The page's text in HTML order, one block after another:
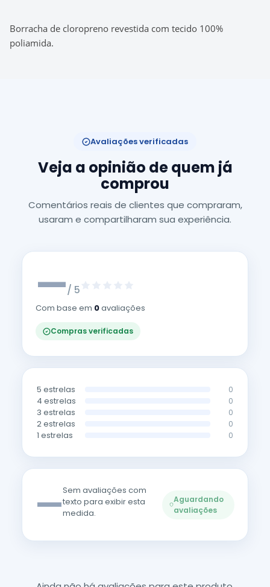
Borracha de cloropreno revestida com tecido 100%
poliamida.
Avaliações verificadas
Veja a opinião de quem já
comprou
Comentários reais de clientes que compraram,
usaram e compartilharam sua experiência.
—/ 5
Com base em 0avaliações
Compras verificadas
5 estrelas 0
4 estrelas 0
3 estrelas 0
2 estrelas 0
1 estrelas 0
—Sem avaliações com
texto para exibir esta
medida.
Aguardando
avaliações